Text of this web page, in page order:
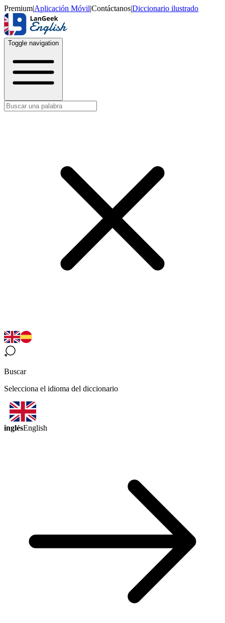
Premium|Aplicación Móvil|Contáctanos|Diccionario ilustrado
Toggle navigation
Buscar
Selecciona el idioma del diccionario
inglésEnglish